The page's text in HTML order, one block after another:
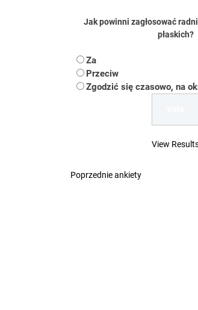
Jak powinni zagłosować
płaskich?
Za
Przeciw
Zgodzić się czasowo, na
View
Poprzednie ankiety